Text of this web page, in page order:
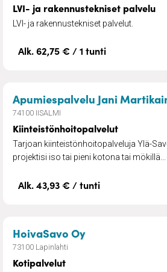
LVI- ja rakennustekniset palvelu
LVI- ja rakennustekniset palvelut.
Alk. 62,75 € / 1 tunti
Apumiespalvelu Jani
74100 IISALMI
Kiinteistönhoitopalvelut
Tarjoan kiinteistönhoitopalveluja Ylä-
projektisi iso tai pieni kotona tai mökillä...
Alk. 43,93 € / tunti
HoivaSavo Oy– Kotipalvelut
73100 Lapinlahti
Kotipalvelut